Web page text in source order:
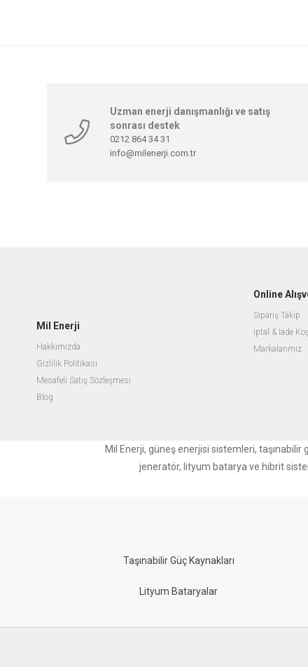
Uzman enerji danışmanlığı ve satış
sonrası destek
0212 864 34 31
info@milenerji.com.tr
Mil Enerji
Hakkımızda
Gizlilik Politikası
Mesafeli Satış Sözleşmesi
Blog
Online
Sipariş Takip
İptal & İade
Markalarımız
Mil Enerji, güneş enerjisi sistemleri, taşınabilir
jeneratör, lityum batarya ve hibrit
Taşınabilir Güç Kaynakları
Lityum Bataryalar